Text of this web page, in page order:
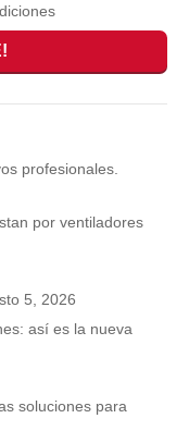
profesionales.
por ventiladores
5, 2026
así es la nueva
soluciones para